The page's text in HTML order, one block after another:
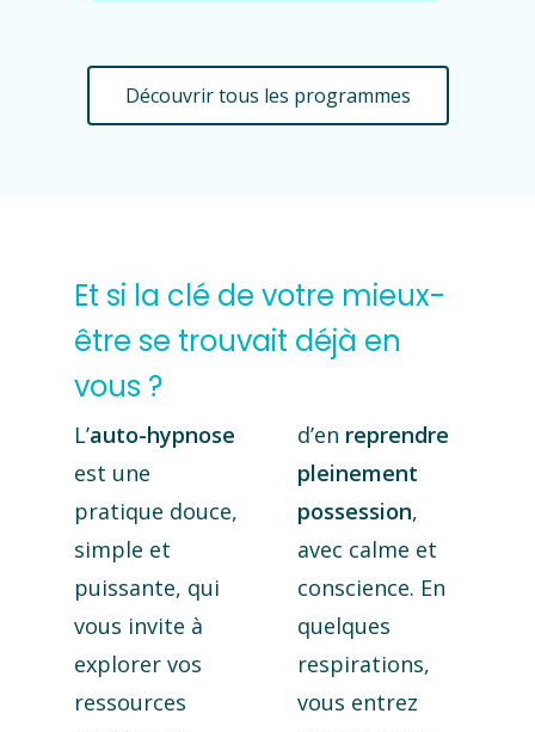
Découvrir tous les programmes
Et si la clé de votre mieux-
être se trouvait déjà en
vous ?
L’auto-hypnose
est une
pratique douce,
simple et
puissante, qui
vous invite à
explorer vos
ressources
d’en reprendre
pleinement
possession,
avec calme et
conscience. En
quelques
respirations,
vous entrez